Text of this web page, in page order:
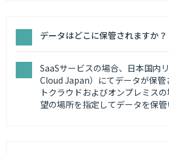
データはどこに保管されますか？
SaaSサービスの場合、日本国内
Cloud Japan）にてデータが保管
トクラウドおよびオンプレミス
望の場所を指定してデータを保管